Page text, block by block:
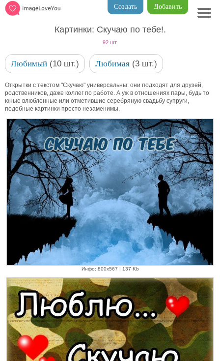
Добавить
Создать
Картинки: Скучаю по тебе!.
92 шт.
Любимый (10 шт.) Любимая (3 шт.)
Открытки с текстом "Скучаю" универсальны: они подходят для друзей,
родственников, даже коллег по работе. А уж в отношениях пары, будь то
юные влюбленные или отметившие серебряную свадьбу супруги,
подобные картинки просто незаменимы.
Инфо: 800х567 | 137 Kb